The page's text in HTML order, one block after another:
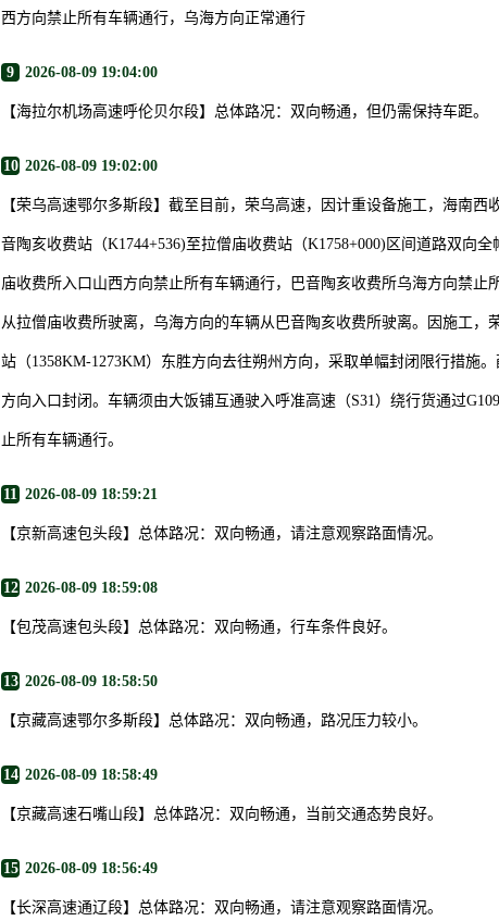
西方向禁止所有车辆通行，乌海方向正常通行
9 2026-08-09 19:04:00
【海拉尔机场高速呼伦贝尔段】总体路况：双向畅通，但仍需保持车距。
10 2026-08-09 19:02:00
【荣乌高速鄂尔多斯段】截至目前，荣乌高速，因计重设备施工，海南
音陶亥收费站（K1744+536)至拉僧庙收费站（K1758+000)区间道路双向
庙收费所入口山西方向禁止所有车辆通行，巴音陶亥收费所乌海方向禁止
从拉僧庙收费所驶离，乌海方向的车辆从巴音陶亥收费所驶离。因施工，
站（1358KM-1273KM）东胜方向去往朔州方向，采取单幅封闭限行措施
方向入口封闭。车辆须由大饭铺互通驶入呼准高速（S31）绕行货通过
止所有车辆通行。
11 2026-08-09 18:59:21
【京新高速包头段】总体路况：双向畅通，请注意观察路面情况。
12 2026-08-09 18:59:08
【包茂高速包头段】总体路况：双向畅通，行车条件良好。
13 2026-08-09 18:58:50
【京藏高速鄂尔多斯段】总体路况：双向畅通，路况压力较小。
14 2026-08-09 18:58:49
【京藏高速石嘴山段】总体路况：双向畅通，当前交通态势良好。
15 2026-08-09 18:56:49
【长深高速通辽段】总体路况：双向畅通，请注意观察路面情况。